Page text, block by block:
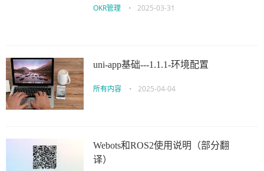
OKR管理 • 2025-03-31
uni-app基础---1.1.1-环境配置
所有内容 • 2025-04-04
Webots和ROS2使用说明（部分翻
译）